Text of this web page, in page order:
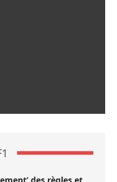
des règles et